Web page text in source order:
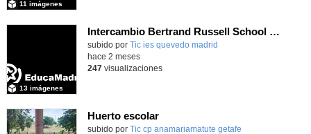
11 imágenes
Intercambio Bertrand Russell School en Krommenie, junio 2026
subido por Tic ies quevedo madrid
13 imágenes
hace 2 meses
247visualizaciones
Huerto escolar
Contenido educativo.
subido por Tic cp anamariamatute getafe